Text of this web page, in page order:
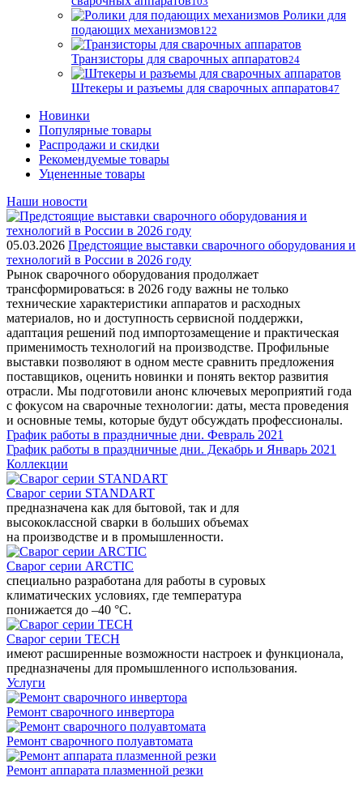
Ролики для
подающих механизмов122
Транзисторы для сварочных аппаратов24
Штекеры и разъемы для сварочных аппаратов47
Новинки
Популярные товары
Распродажи и скидки
Рекомендуемые товары
Уцененные товары
Наши новости
05.03.2026 Предстоящие выставки сварочного оборудования и
технологий в России в 2026 году
Рынок сварочного оборудования продолжает
трансформироваться: в 2026 году важны не только
технические характеристики аппаратов и расходных
материалов, но и доступность сервисной поддержки,
адаптация решений под импортозамещение и практическая
применимость технологий на производстве. Профильные
выставки позволяют в одном месте сравнить предложения
поставщиков, оценить новинки и понять вектор развития
отрасли. Мы подготовили анонс ключевых мероприятий года
с фокусом на сварочные технологии: даты, места проведения
и основные темы, которые будут обсуждать профессионалы.
График работы в праздничные дни. Февраль 2021
График работы в праздничные дни. Декабрь и Январь 2021
Коллекции
Сварог серии STANDART
предназначена как для бытовой, так и для
высококлассной сварки в больших объемах
на производстве и в промышленности.
Сварог серии ARCTIC
специально разработана для работы в суровых
климатических условиях, где температура
понижается до –40 °С.
Сварог серии TECH
имеют расширенные возможности настроек и функционала,
предназначены для промышленного использования.
Услуги
Ремонт сварочного инвертора
Ремонт сварочного полуавтомата
Ремонт аппарата плазменной резки